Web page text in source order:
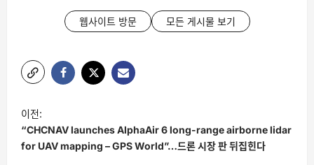
웹사이트 방문 모든 게시물 보기
글
탐
색
이전:
“CHCNAV launches AlphaAir 6 long-range airborne lidar
for UAV mapping – GPS World”…드론 시장 판 뒤집힌다